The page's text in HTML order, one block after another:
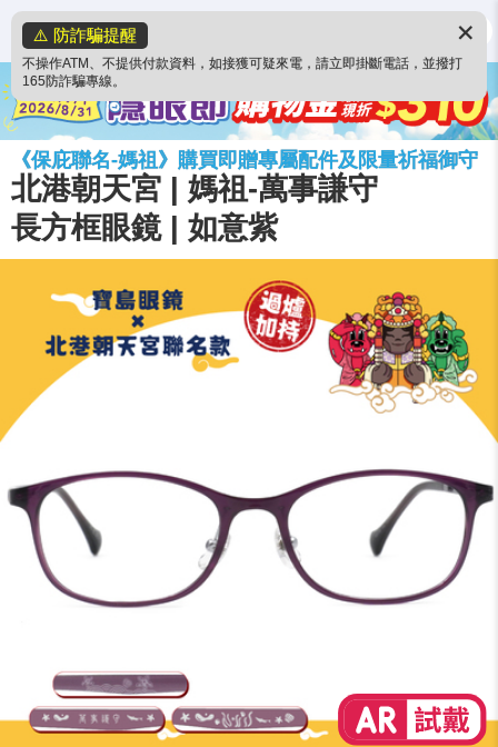
⚠️ 防詐騙提醒
不操作ATM、不提供付款資料，如接獲可疑來電，請立即掛斷電話，並撥打
165防詐騙專線。
✕
《保庇聯名-媽祖》購買即贈專屬配件及限量祈福御守
北港朝天宮 | 媽祖-萬事謙守
長方框眼鏡 | 如意紫